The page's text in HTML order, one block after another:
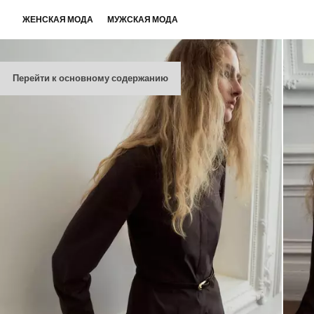
Перейти к основному содержанию
ЖЕНСКАЯ МОДА МУЖСКАЯ МОДА